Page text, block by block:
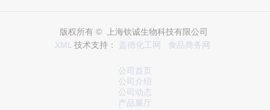
版权所有 © 上海钦诚生物科技有限公司
XML 技术支持： 盖德化工网 食品商务网
公司首页
公司介绍
公司动态
产品展厅